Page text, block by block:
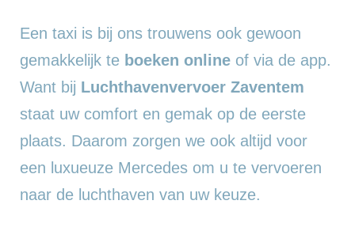
Een taxi is bij ons trouwens ook gewoon
gemakkelijk te boeken online of via de app.
Want bij Luchthavenvervoer Zaventem
staat uw comfort en gemak op de eerste
plaats. Daarom zorgen we ook altijd voor
een luxueuze Mercedes om u te vervoeren
naar de luchthaven van uw keuze.